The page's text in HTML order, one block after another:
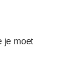
je moet